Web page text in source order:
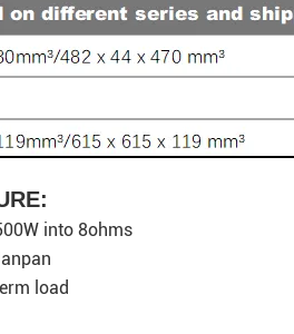
into 8ohms
load